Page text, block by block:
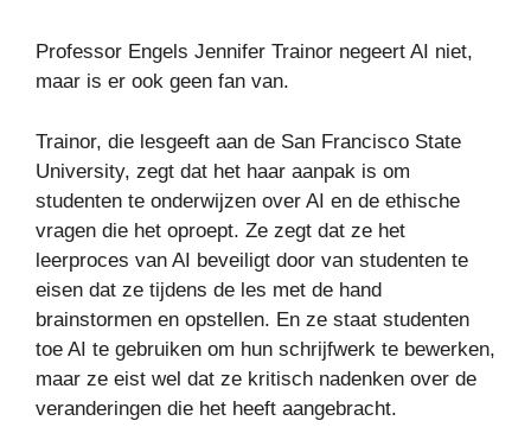
Professor Engels Jennifer Trainor negeert AI niet,
maar is er ook geen fan van.
Trainor, die lesgeeft aan de San Francisco State
University, zegt dat het haar aanpak is om
studenten te onderwijzen over AI en de ethische
vragen die het oproept. Ze zegt dat ze het
leerproces van AI beveiligt door van studenten te
eisen dat ze tijdens de les met de hand
brainstormen en opstellen. En ze staat studenten
toe AI te gebruiken om hun schrijfwerk te bewerken,
maar ze eist wel dat ze kritisch nadenken over de
veranderingen die het heeft aangebracht.